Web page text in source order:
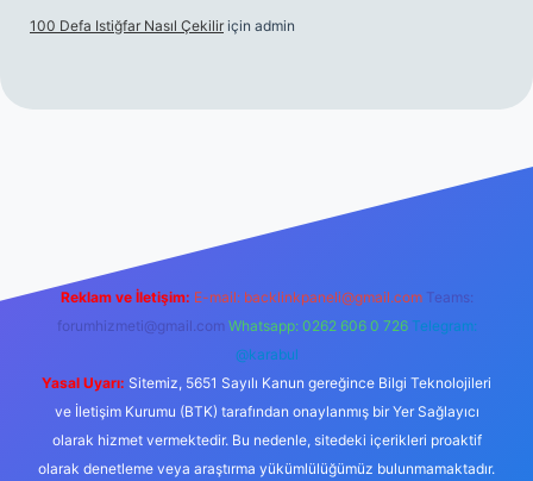
100 Defa Istiğfar Nasıl Çekilir için admin
Reklam ve İletişim: E-mail: backlinkpaneli@gmail.com Teams:
forumhizmeti@gmail.com Whatsapp: 0262 606 0 726 Telegram:
@karabul
Yasal Uyarı: Sitemiz, 5651 Sayılı Kanun gereğince Bilgi Teknolojileri
ve İletişim Kurumu (BTK) tarafından onaylanmış bir Yer Sağlayıcı
olarak hizmet vermektedir. Bu nedenle, sitedeki içerikleri proaktif
olarak denetleme veya araştırma yükümlülüğümüz bulunmamaktadır.